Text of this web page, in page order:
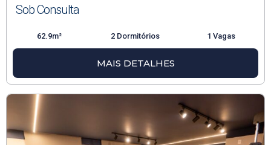
Sob Consulta
62.9m² 2 Dormitórios 1 Vagas
MAIS DETALHES